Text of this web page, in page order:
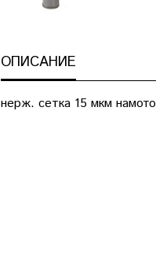
ОПИСАНИЕ
нерж. сетка 15 мкм